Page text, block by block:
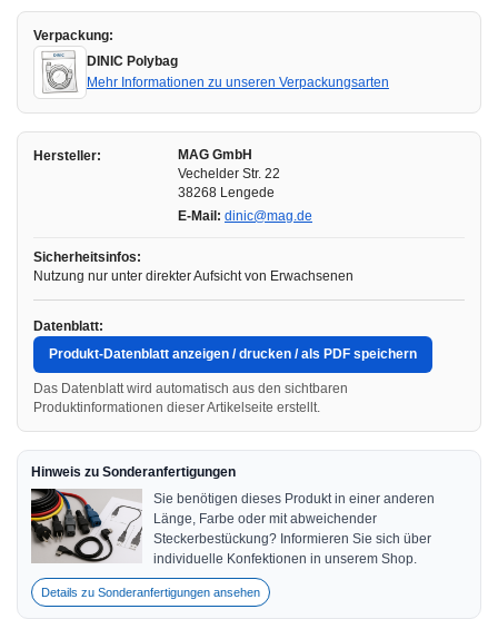
Verpackung:
DINIC Polybag
Mehr Informationen zu unseren Verpackungsarten
Hersteller:
MAG GmbH
Vechelder Str. 22
38268 Lengede
E-Mail: dinic@mag.de
Sicherheitsinfos:
Nutzung nur unter direkter Aufsicht von Erwachsenen
Datenblatt:
Produkt-Datenblatt anzeigen / drucken / als PDF speichern
Das Datenblatt wird automatisch aus den sichtbaren
Produktinformationen dieser Artikelseite erstellt.
Hinweis zu Sonderanfertigungen
Sie benötigen dieses Produkt in einer anderen
Länge, Farbe oder mit abweichender
Steckerbestückung? Informieren Sie sich über
individuelle Konfektionen in unserem Shop.
Details zu Sonderanfertigungen ansehen